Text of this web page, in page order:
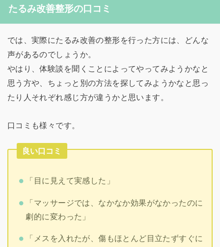
たるみ改善整形の口コミ
では、実際にたるみ改善の整形を行った方には、どんな
声があるのでしょうか。
やはり、体験談を聞くことによってやってみようかなと
思う方や、ちょっと別の方法を探してみようかなと思っ
たり人それぞれ感じ方が違うかと思います。
口コミも様々です。
良い口コミ
「目に見えて実感した」
「マッサージでは、なかなか効果がなかったのに
劇的に変わった」
「メスを入れたが、傷もほとんど目立たずすぐに